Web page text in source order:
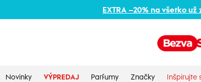
EXTRA –20% na všetko
Novinky VÝPREDAJ Parfumy Značky Inšpirujte